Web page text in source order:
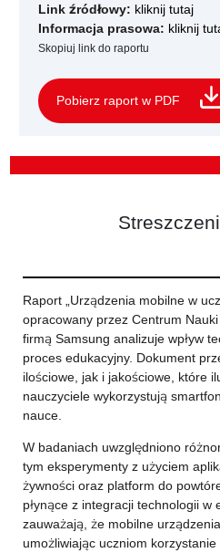
Link źródłowy: kliknij tutaj
Informacja prasowa: kliknij
Skopiuj link do raportu
Pobierz raport w PDF
Raport „Urządzenia mobilne w
opracowany przez Centrum
firmą Samsung analizuje wpływ
proces edukacyjny. Dokument
ilościowe, jak i jakościowe, które
nauczyciele wykorzystują
nauce.
W badaniach uwzględniono
tym eksperymenty z użyciem
żywności oraz platform do
płynące z integracji technologii w
zauważają, że mobilne
umożliwiając uczniom